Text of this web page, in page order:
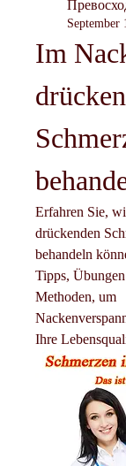
September
Im
Erfahren Sie,
drückenden
behandeln
Tipps,
Methoden, um
Ihre